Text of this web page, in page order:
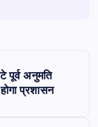
अनुमति
प्रशासन